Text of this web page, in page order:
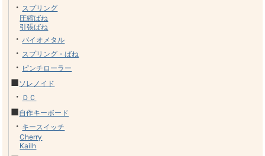
・ スプリング
圧縮ばね
引張ばね
・バイオメタル
・ スプリング・ばね
・ ピンチローラー
■ソレノイド
・ ＤＣ
■自作キーボード
・ キースイッチ
Cherry
Kailh